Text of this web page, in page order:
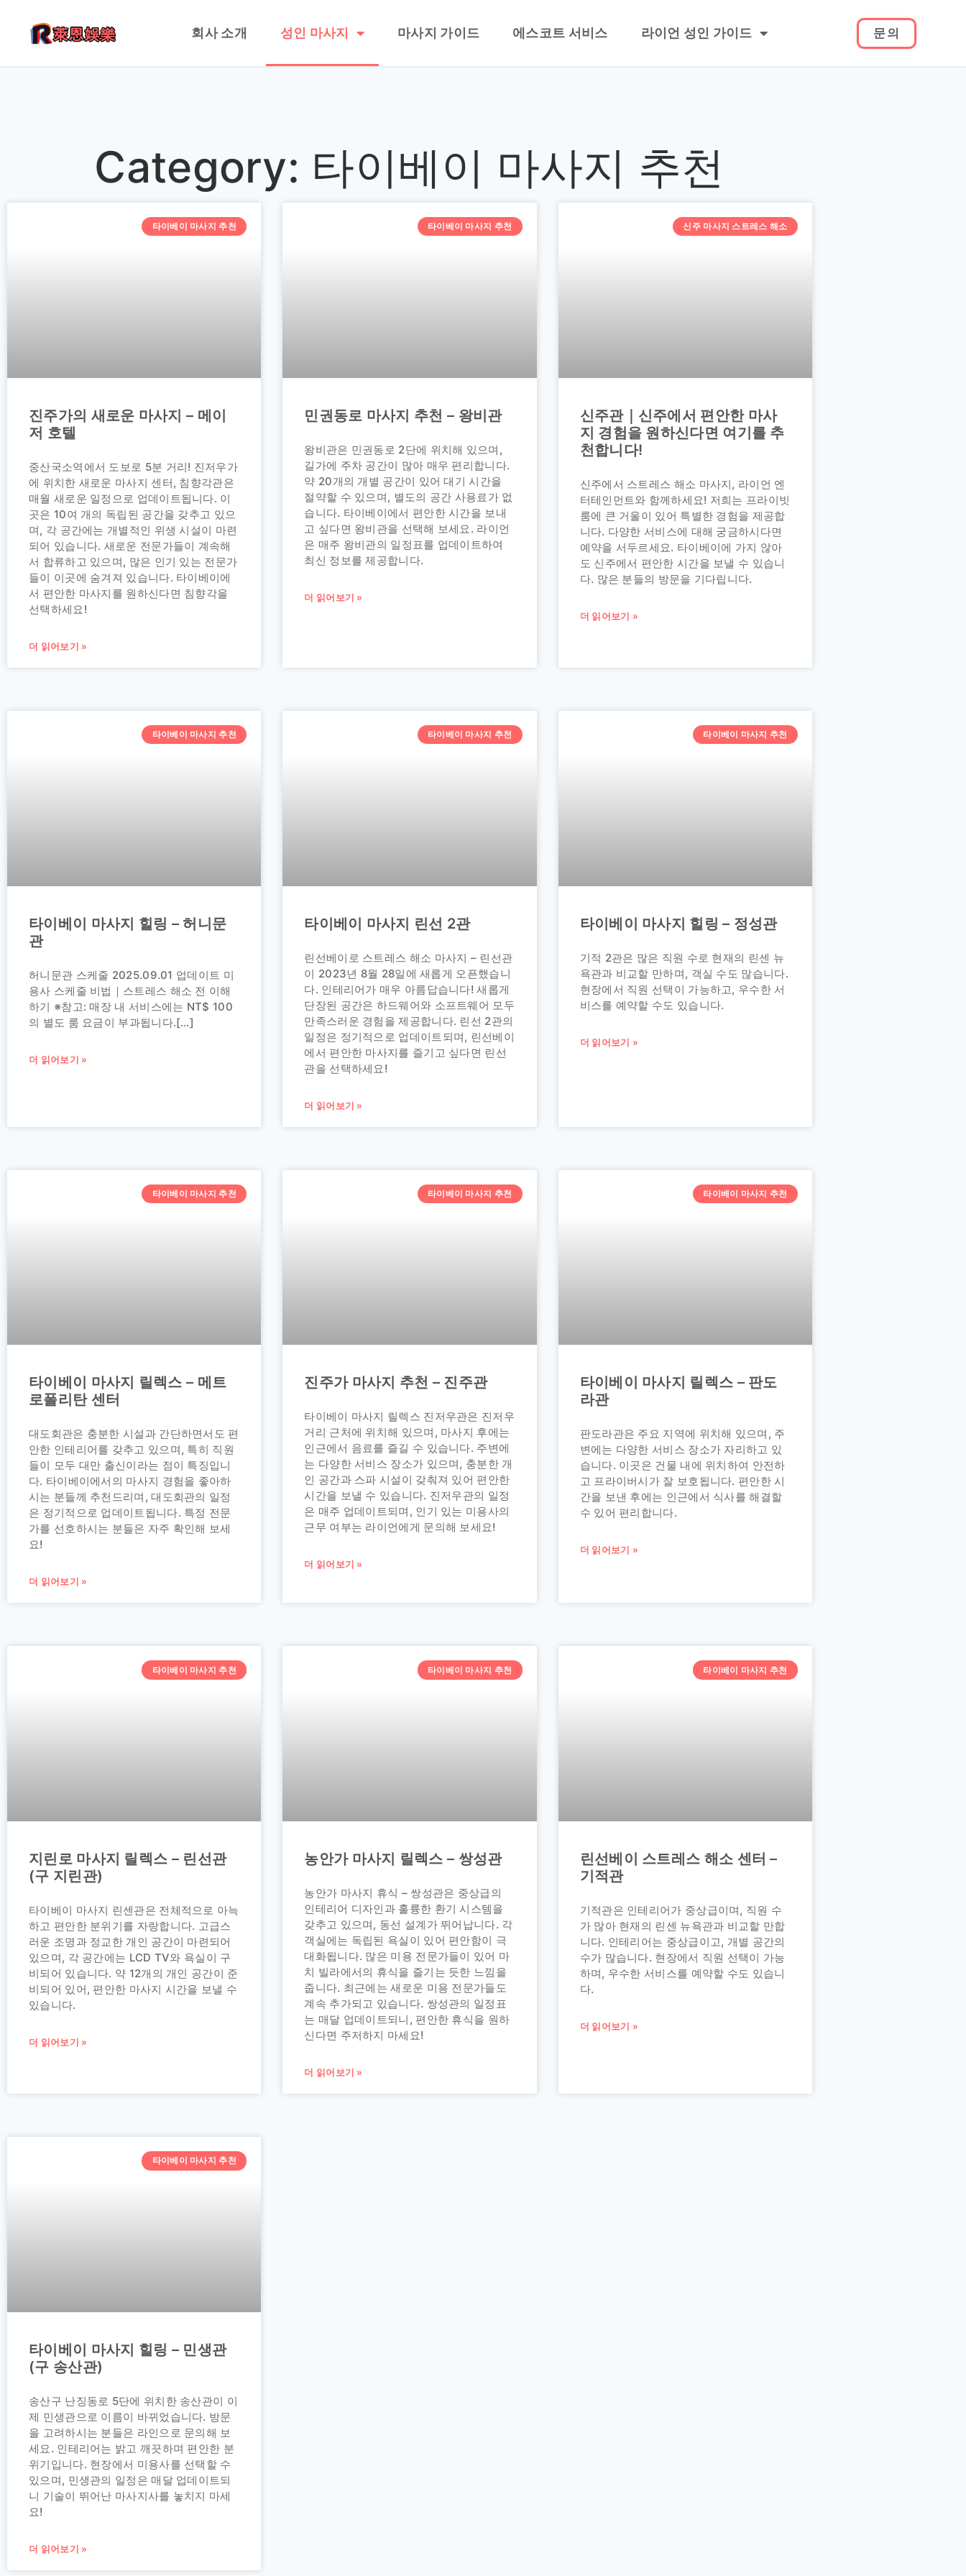
회사 소개 성인 마사지 마사지 가이드 에스코트 서비스 라이언 성인 가이드 문의
Category: 타이베이 마사지 추천
타이베이 마사지 추천
진주가의 새로운 마사지 – 메이
저 호텔
중산국소역에서 도보로 5분 거리! 진저우가
에 위치한 새로운 마사지 센터, 침향각관은
매월 새로운 일정으로 업데이트됩니다. 이
곳은 10여 개의 독립된 공간을 갖추고 있으
며, 각 공간에는 개별적인 위생 시설이 마련
되어 있습니다. 새로운 전문가들이 계속해
서 합류하고 있으며, 많은 인기 있는 전문가
들이 이곳에 숨겨져 있습니다. 타이베이에
서 편안한 마사지를 원하신다면 침향각을
선택하세요!
더 읽어보기 »
타이베이 마사지 추천
민권동로 마사지 추천 – 왕비관
왕비관은 민권동로 2단에 위치해 있으며,
길가에 주차 공간이 많아 매우 편리합니다.
약 20개의 개별 공간이 있어 대기 시간을
절약할 수 있으며, 별도의 공간 사용료가 없
습니다. 타이베이에서 편안한 시간을 보내
고 싶다면 왕비관을 선택해 보세요. 라이언
은 매주 왕비관의 일정표를 업데이트하여
최신 정보를 제공합니다.
더 읽어보기 »
신주 마사지 스트레스 해소
신주관｜신주에서 편안한 마사
지 경험을 원하신다면 여기를 추
천합니다!
신주에서 스트레스 해소 마사지, 라이언 엔
터테인먼트와 함께하세요! 저희는 프라이빗
룸에 큰 거울이 있어 특별한 경험을 제공합
니다. 다양한 서비스에 대해 궁금하시다면
예약을 서두르세요. 타이베이에 가지 않아
도 신주에서 편안한 시간을 보낼 수 있습니
다. 많은 분들의 방문을 기다립니다.
더 읽어보기 »
타이베이 마사지 추천
타이베이 마사지 힐링 – 허니문
관
허니문관 스케줄 2025.09.01 업데이트 미
용사 스케줄 비법｜스트레스 해소 전 이해
하기 ※참고: 매장 내 서비스에는 NT$ 100
의 별도 룸 요금이 부과됩니다.[…]
더 읽어보기 »
타이베이 마사지 추천
타이베이 마사지 린선 2관
린선베이로 스트레스 해소 마사지 – 린선관
이 2023년 8월 28일에 새롭게 오픈했습니
다. 인테리어가 매우 아름답습니다! 새롭게
단장된 공간은 하드웨어와 소프트웨어 모두
만족스러운 경험을 제공합니다. 린선 2관의
일정은 정기적으로 업데이트되며, 린선베이
에서 편안한 마사지를 즐기고 싶다면 린선
관을 선택하세요!
더 읽어보기 »
타이베이 마사지 추천
타이베이 마사지 힐링 – 정성관
기적 2관은 많은 직원 수로 현재의 린센 뉴
욕관과 비교할 만하며, 객실 수도 많습니다.
현장에서 직원 선택이 가능하고, 우수한 서
비스를 예약할 수도 있습니다.
더 읽어보기 »
타이베이 마사지 추천
타이베이 마사지 릴렉스 – 메트
로폴리탄 센터
대도회관은 충분한 시설과 간단하면서도 편
안한 인테리어를 갖추고 있으며, 특히 직원
들이 모두 대만 출신이라는 점이 특징입니
다. 타이베이에서의 마사지 경험을 좋아하
시는 분들께 추천드리며, 대도회관의 일정
은 정기적으로 업데이트됩니다. 특정 전문
가를 선호하시는 분들은 자주 확인해 보세
요!
더 읽어보기 »
타이베이 마사지 추천
진주가 마사지 추천 – 진주관
타이베이 마사지 릴렉스 진저우관은 진저우
거리 근처에 위치해 있으며, 마사지 후에는
인근에서 음료를 즐길 수 있습니다. 주변에
는 다양한 서비스 장소가 있으며, 충분한 개
인 공간과 스파 시설이 갖춰져 있어 편안한
시간을 보낼 수 있습니다. 진저우관의 일정
은 매주 업데이트되며, 인기 있는 미용사의
근무 여부는 라이언에게 문의해 보세요!
더 읽어보기 »
타이베이 마사지 추천
타이베이 마사지 릴렉스 – 판도
라관
판도라관은 주요 지역에 위치해 있으며, 주
변에는 다양한 서비스 장소가 자리하고 있
습니다. 이곳은 건물 내에 위치하여 안전하
고 프라이버시가 잘 보호됩니다. 편안한 시
간을 보낸 후에는 인근에서 식사를 해결할
수 있어 편리합니다.
더 읽어보기 »
타이베이 마사지 추천
지린로 마사지 릴렉스 – 린선관
(구 지린관)
타이베이 마사지 린센관은 전체적으로 아늑
하고 편안한 분위기를 자랑합니다. 고급스
러운 조명과 정교한 개인 공간이 마련되어
있으며, 각 공간에는 LCD TV와 욕실이 구
비되어 있습니다. 약 12개의 개인 공간이 준
비되어 있어, 편안한 마사지 시간을 보낼 수
있습니다.
더 읽어보기 »
타이베이 마사지 추천
농안가 마사지 릴렉스 – 쌍성관
농안가 마사지 휴식 – 쌍성관은 중상급의
인테리어 디자인과 훌륭한 환기 시스템을
갖추고 있으며, 동선 설계가 뛰어납니다. 각
객실에는 독립된 욕실이 있어 편안함이 극
대화됩니다. 많은 미용 전문가들이 있어 마
치 빌라에서의 휴식을 즐기는 듯한 느낌을
줍니다. 최근에는 새로운 미용 전문가들도
계속 추가되고 있습니다. 쌍성관의 일정표
는 매달 업데이트되니, 편안한 휴식을 원하
신다면 주저하지 마세요!
더 읽어보기 »
타이베이 마사지 추천
린선베이 스트레스 해소 센터 –
기적관
기적관은 인테리어가 중상급이며, 직원 수
가 많아 현재의 린센 뉴욕관과 비교할 만합
니다. 인테리어는 중상급이고, 개별 공간의
수가 많습니다. 현장에서 직원 선택이 가능
하며, 우수한 서비스를 예약할 수도 있습니
다.
더 읽어보기 »
타이베이 마사지 추천
타이베이 마사지 힐링 – 민생관
(구 송산관)
송산구 난징동로 5단에 위치한 송산관이 이
제 민생관으로 이름이 바뀌었습니다. 방문
을 고려하시는 분들은 라인으로 문의해 보
세요. 인테리어는 밝고 깨끗하며 편안한 분
위기입니다. 현장에서 미용사를 선택할 수
있으며, 민생관의 일정은 매달 업데이트되
니 기술이 뛰어난 마사지사를 놓치지 마세
요!
더 읽어보기 »